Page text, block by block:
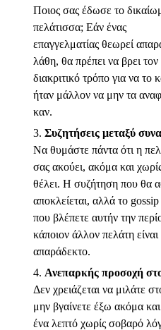
Ποιος σας έδωσε το
πελάτισσα; Εάν ένας
επαγγελματίας θεωρεί
λάθη, θα πρέπει να βρει τον
διακριτικό τρόπο για να
ήταν μάλλον να μην τα
καν.
Συζητήσεις μεταξύ
Να θυμάστε πάντα ότι η
σας ακούει, ακόμα και
θέλει. Η συζήτηση που θα
αποκλείεται, αλλά το gossip
που βλέπετε αυτήν την
κάποιον άλλον πελάτη είναι
απαράδεκτο.
Ανεπαρκής προσοχή
Δεν χρειάζεται να μιλάτε
μην βγαίνετε έξω ακόμα και
ένα λεπτό χωρίς σοβαρό